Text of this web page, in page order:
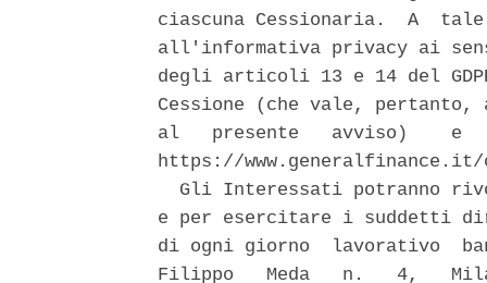
ciascuna Cessionaria.  A
all'informativa privacy ai
degli articoli 13 e 14 del
Cessione (che vale,
al   presente   avviso)
https://
Gli Interessati potranno
e per esercitare i suddetti
di ogni giorno  lavorativo
Filippo   Meda   n.   4,